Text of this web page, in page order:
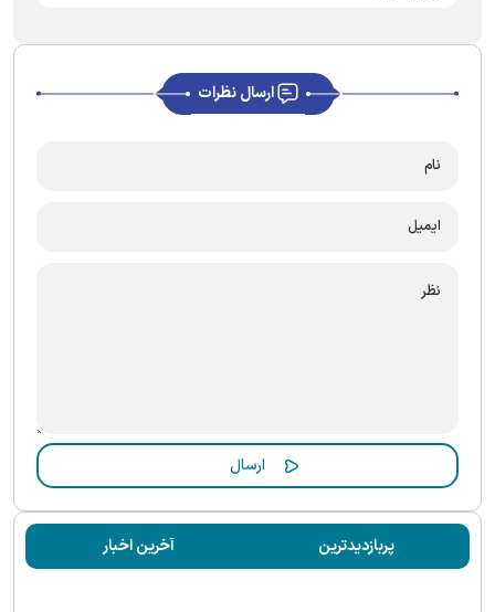
ارسال نظرات
پربازدیدترین آخرین اخبار